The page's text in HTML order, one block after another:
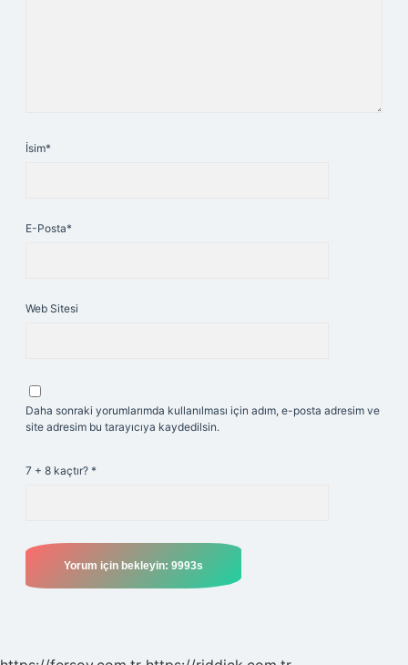
İsim*
E-Posta*
Web Sitesi
Daha sonraki yorumlarımda kullanılması için adım, e-posta adresim ve
site adresim bu tarayıcıya kaydedilsin.
7 + 8 kaçtır? *